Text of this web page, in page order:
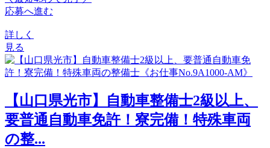
応募へ進む
詳しく
見る
【山口県光市】自動車整備士2級以上、
要普通自動車免許！寮完備！特殊車両
の整...